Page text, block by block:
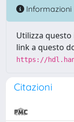
Informazioni
Utilizza
link a questo
https://
Citazioni